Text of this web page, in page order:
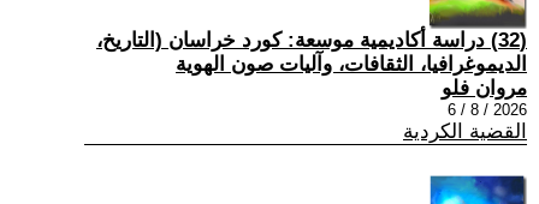
(32) دراسة أكاديمية موسعة: كورد خراسان (التاريخ،
الديموغرافيا، الثقافات، وآليات صون الهوية
مروان فلو
2026 / 8 / 6
القضية الكردية